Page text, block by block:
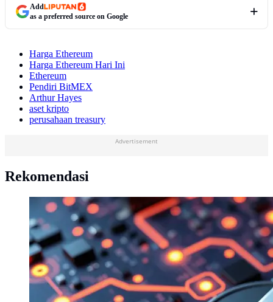
Add
as a preferred source on Google
Harga Ethereum
Harga Ethereum Hari Ini
Ethereum
Pendiri BitMEX
Arthur Hayes
aset kripto
perusahaan treasury
Advertisement
Rekomendasi